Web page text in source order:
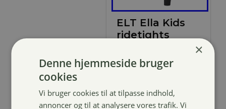
ELT Ella Kids
ridetights
439,00 ×
Denne hjemmeside bruger
cookies
Vi bruger cookies til at tilpasse indhold,
annoncer og til at analysere vores trafik. Vi